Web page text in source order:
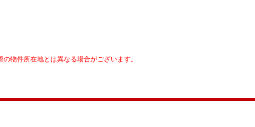
物件所在地とは異なる場合がございます。